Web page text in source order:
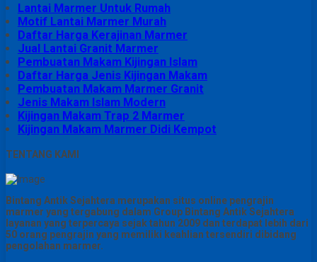
Lantai Marmer Untuk Rumah
Motif Lantai Marmer Murah
Daftar Harga Kerajinan Marmer
Jual Lantai Granit Marmer
Pembuatan Makam Kijingan Islam
Daftar Harga Jenis Kijingan Makam
Pembuatan Makam Marmer Granit
Jenis Makam Islam Modern
Kijingan Makam Trap 2 Marmer
Kijingan Makam Marmer Didi Kempot
TENTANG KAMI
Bintang Antik Sejahtera merupakan situs online pengrajin
marmer yang tergabung dalam Group Bintang Antik Sejahtera
layanan yang terpercaya sejak tahun 2009 dan terdapat lebih dari
50 orang pengrajin yang memiliki keahlian tersendiri dibidang
pengolahan marmer.